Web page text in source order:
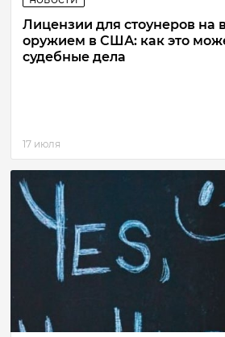
Лицензии для стоунеров на
оружием в США: как это
судебные дела
17 июля